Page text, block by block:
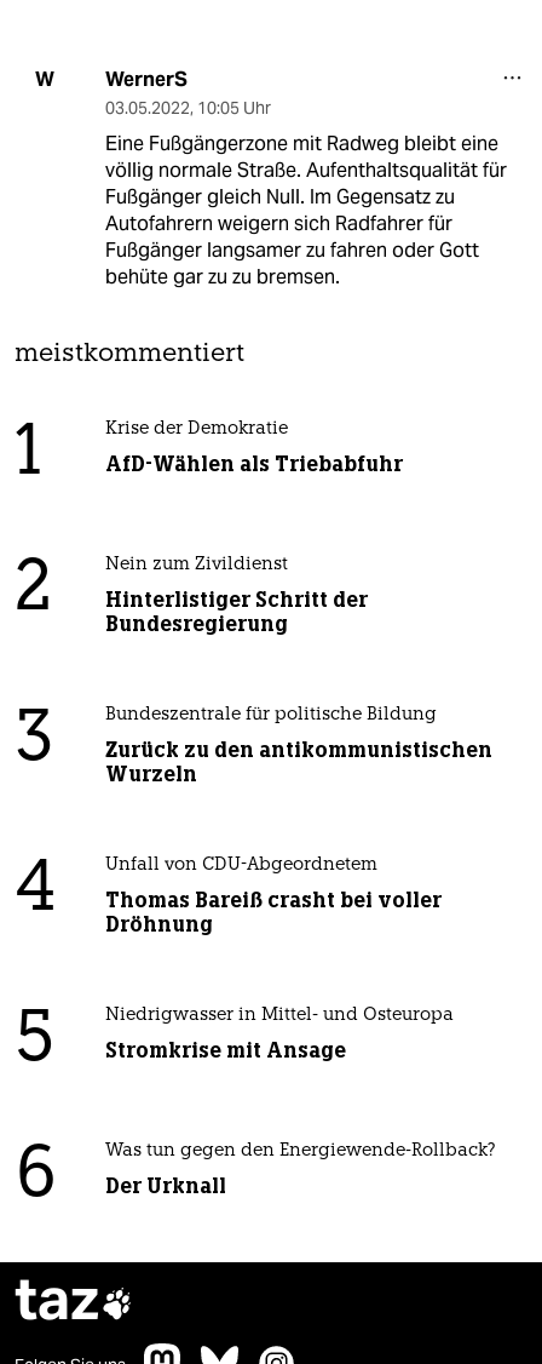
W WernerS
03.05.2022, 10:05 Uhr
Eine Fußgängerzone mit Radweg bleibt eine
völlig normale Straße. Aufenthaltsqualität für
Fußgänger gleich Null. Im Gegensatz zu
Autofahrern weigern sich Radfahrer für
Fußgänger langsamer zu fahren oder Gott
behüte gar zu zu bremsen.
meistkommentiert
1 Krise der Demokratie
AfD-Wählen als Triebabfuhr
2 Nein zum Zivildienst
Hinterlistiger Schritt der
Bundesregierung
3 Bundeszentrale für politische Bildung
Zurück zu den antikommunistischen
Wurzeln
4 Unfall von CDU-Abgeordnetem
Thomas Bareiß crasht bei voller
Dröhnung
5 Niedrigwasser in Mittel- und Osteuropa
Stromkrise mit Ansage
6 Was tun gegen den Energiewende-Rollback?
Der Urknall
taz